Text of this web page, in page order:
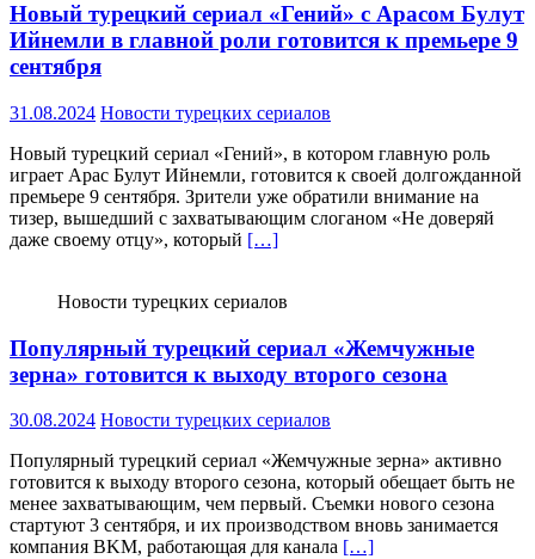
Новый турецкий сериал «Гений» с Арасом Булут
Ийнемли в главной роли готовится к премьере 9
сентября
31.08.2024 Новости турецких сериалов
Новый турецкий сериал «Гений», в котором главную роль
играет Арас Булут Ийнемли, готовится к своей долгожданной
премьере 9 сентября. Зрители уже обратили внимание на
тизер, вышедший с захватывающим слоганом «Не доверяй
даже своему отцу», который […]
Новости турецких сериалов
Популярный турецкий сериал «Жемчужные
зерна» готовится к выходу второго сезона
30.08.2024 Новости турецких сериалов
Популярный турецкий сериал «Жемчужные зерна» активно
готовится к выходу второго сезона, который обещает быть не
менее захватывающим, чем первый. Съемки нового сезона
стартуют 3 сентября, и их производством вновь занимается
компания BKM, работающая для канала […]